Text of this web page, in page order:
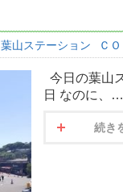
葉山ステーション Ｃ
今日の葉山
日 なのに、…
続き